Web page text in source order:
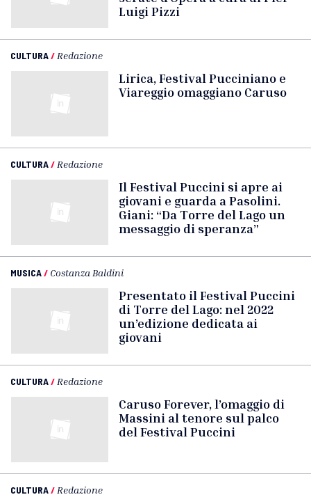
Luigi Pizzi
CULTURA/ Redazione
Lirica, Festival Pucciniano e
Viareggio omaggiano Caruso
CULTURA/ Redazione
Il Festival Puccini si apre ai
giovani e guarda a Pasolini.
Giani: “Da Torre del Lago un
messaggio di speranza”
MUSICA/ Costanza Baldini
Presentato il Festival Puccini
di Torre del Lago: nel 2022
un’edizione dedicata ai
giovani
CULTURA/ Redazione
Caruso Forever, l’omaggio di
Massini al tenore sul palco
del Festival Puccini
CULTURA/ Redazione